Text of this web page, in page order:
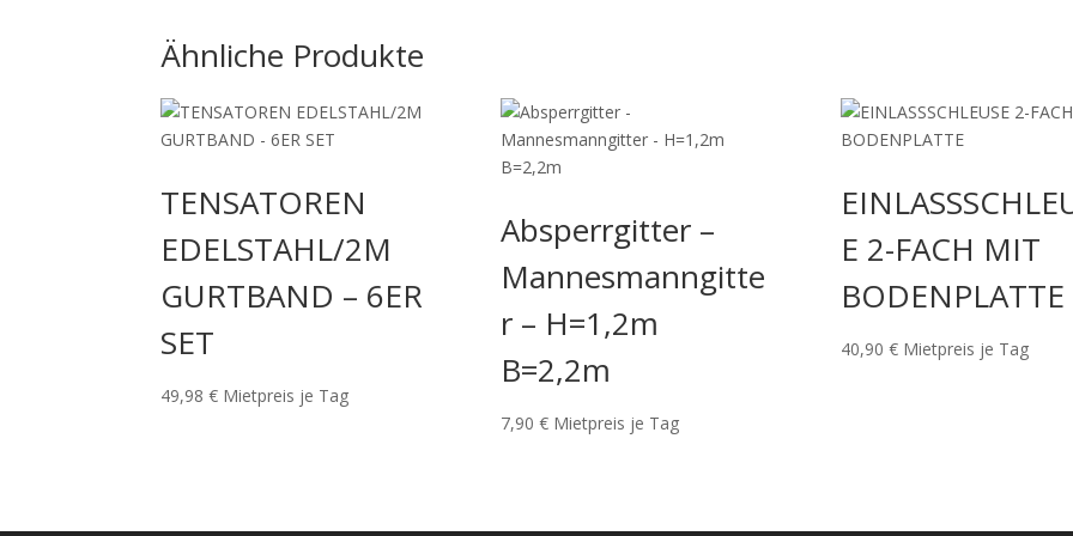
Ähnliche Produkte
TENSATOREN
EDELSTAHL/2M
GURTBAND – 6ER
SET
49,98€ Mietpreis je Tag
Absperrgitter –
Mannesmanngitte
r – H=1,2m
B=2,2m
7,90 € Mietpreis je Tag
E 2-FACH MIT
BODENPLATTE
40,90 € Mietpreis je Tag